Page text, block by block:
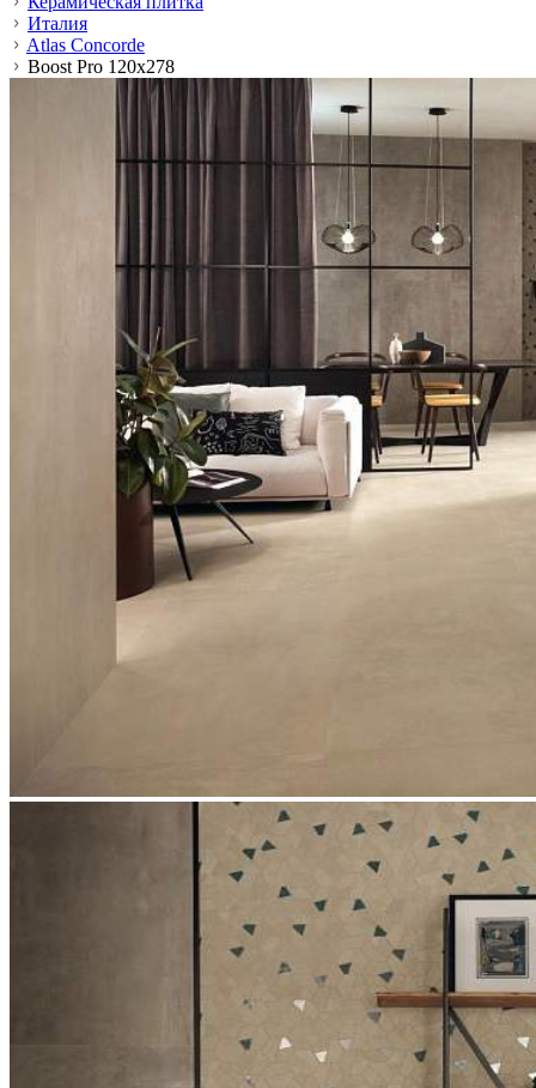
Италия
Atlas Concorde
Boost Pro 120x278